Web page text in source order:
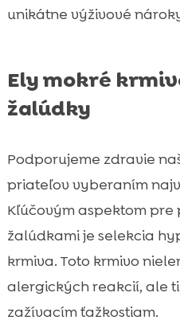
unikátne výživové
Ely mokré
žalúdky
Podporujeme zdravie
priateľov vyberaním
Kľúčovým aspektom pre
žalúdkami je selekcia
krmiva. Toto krmivo
alergických reakcií, ale
zažívacím ťažkostiam.